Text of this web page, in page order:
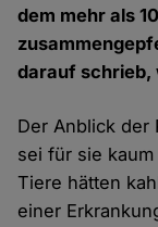
dem mehr als
darauf schrieb,
Der Anblick der
sei für sie
Tiere hätten
einer